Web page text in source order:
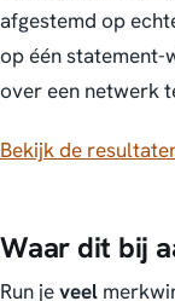
afgestemd op
op één statement-
over een netwerk
Bekijk de
Waar dit bij
Run jeveel